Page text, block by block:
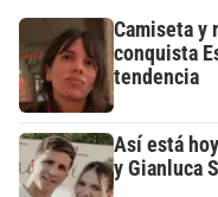
Camiseta y
conquista
tendencia
Así está
y Gianluca